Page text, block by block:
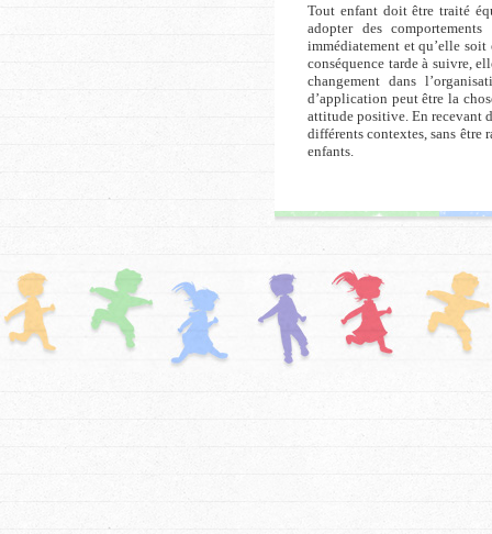
Tout enfant doit être traité
adopter des
immédiatement et qu’elle
conséquence tarde à suivre,
changement dans
d’application peut être la
attitude positive. En recevant
différents contextes, sans être
enfants.